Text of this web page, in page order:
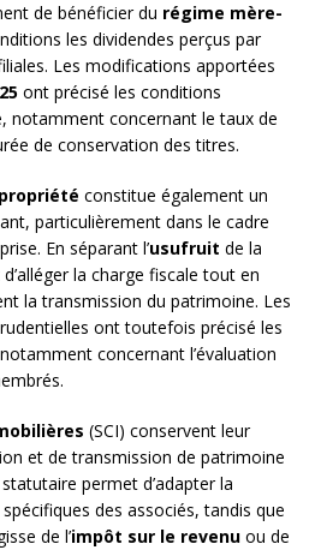
de bénéficier du régime mère-
les dividendes perçus par
Les modifications apportées
ont précisé les conditions
notamment concernant le taux de
de conservation des titres.
constitue également un
particulièrement dans le cadre
En séparant l’usufruit de la
la charge fiscale tout en
la transmission du patrimoine. Les
ont toutefois précisé les
concernant l’évaluation
(SCI) conservent leur
et de transmission de patrimoine
permet d’adapter la
des associés, tandis que
de l’impôt sur le revenu ou de